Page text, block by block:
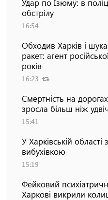
Удар по Ізюму: в
обстрілу
16:54
Обходив Харків і
ракет: агент
років
16:23
Смертність на
зросла більш ніж
15:41
У Харківській
вибухівкою
15:19
Фейковий
Харкові викрили